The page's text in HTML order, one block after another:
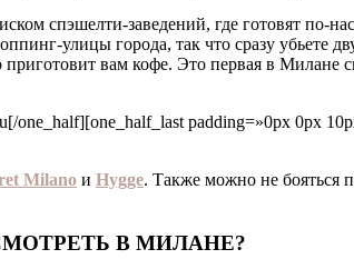
спэшелти-заведений, где готовят по-
улицы города, так что сразу убьете
вам кофе. Это первая в Милане
[/one_half][one_half_last padding=»0px 0px
Milano и Hygge. Также можно не бояться
В МИЛАНЕ?